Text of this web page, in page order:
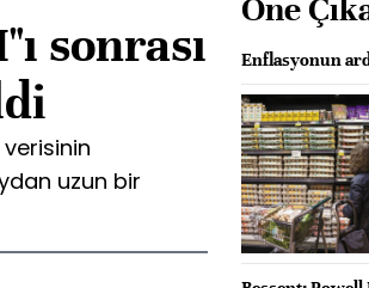
sonrası
uzun bir
Öne
Enflasyonun